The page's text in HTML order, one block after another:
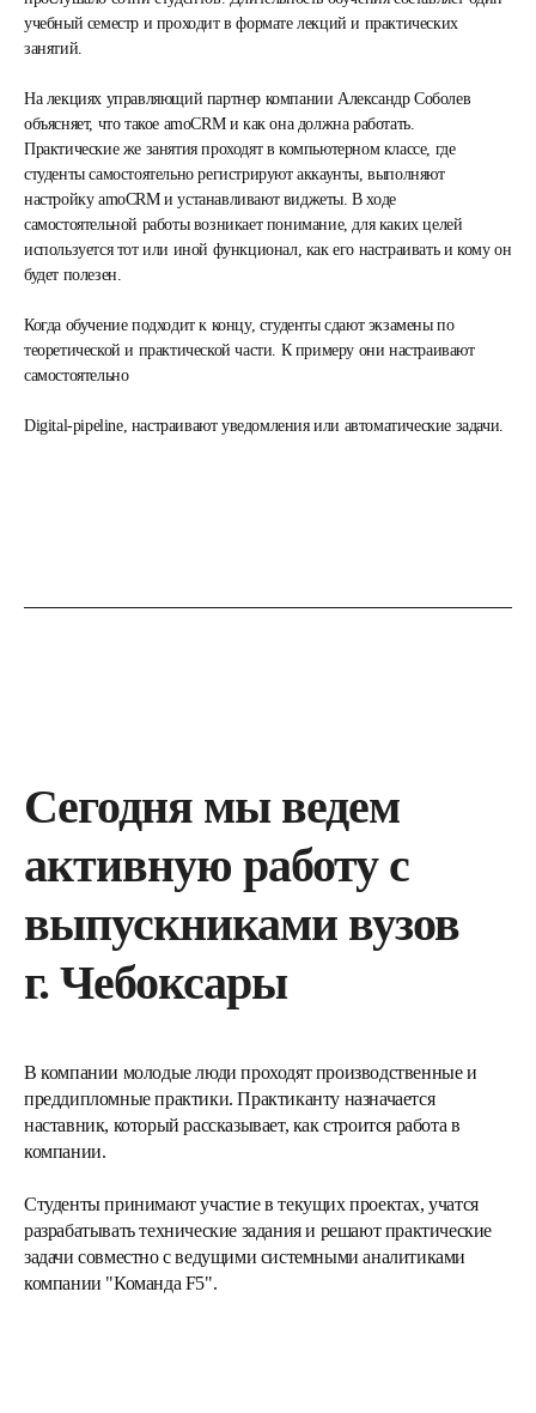
учебный семестр и проходит в формате лекций и практических
занятий.
На лекциях управляющий партнер компании Александр Соболев
объясняет, что такое amoCRM и как она должна работать.
Практические же занятия проходят в компьютерном классе, где
студенты самостоятельно регистрируют аккаунты, выполняют
настройку amoCRM и устанавливают виджеты. В ходе
самостоятельной работы возникает понимание, для каких целей
используется тот или иной функционал, как его настраивать и кому он
будет полезен.
Когда обучение подходит к концу, студенты сдают экзамены по
теоретической и практической части. К примеру они настраивают
самостоятельно
Digital-pipeline, настраивают уведомления или автоматические задачи.
Сегодня мы ведем
активную работу с
выпускниками вузов
г. Чебоксары
В компании молодые люди проходят производственные и
преддипломные практики. Практиканту назначается
наставник, который рассказывает, как строится работа в
компании.
Студенты принимают участие в текущих проектах, учатся
разрабатывать технические задания и решают практические
задачи совместно с ведущими системными аналитиками
компании "Команда F5".